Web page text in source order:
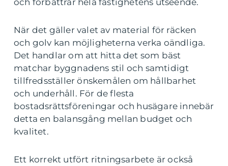
När det gäller valet av material för räcken
och golv kan möjligheterna verka oändliga.
Det handlar om att hitta det som bäst
matchar byggnadens stil och samtidigt
tillfredsställer önskemålen om hållbarhet
och underhåll. För de flesta
bostadsrättsföreningar och husägare innebär
detta en balansgång mellan budget och
kvalitet.
Ett korrekt utfört ritningsarbete är också